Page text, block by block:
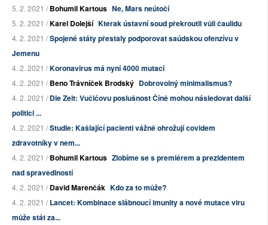
5. 2. 2021 /Bohumil Kartous Ne, Mars neútočí
5. 2. 2021 /Karel Dolejší Kterak ústavní soud překroutil vůli čaulidu
4. 2. 2021 /Spojené státy přestaly podporovat saúdskou ofenzívu v
Jemenu
4. 2. 2021 /Koronavirus má nyní 4000 mutací
4. 2. 2021 /Beno Trávníček Brodský Dobrovolný minimalismus?
4. 2. 2021 /Die Zeit: Vučićovu poslušnost Číně mohou následovat další
politici ...
4. 2. 2021 /Studie: Kašlající pacienti vážně ohrožují covidem
zdravotníky v nem...
4. 2. 2021 /Bohumil Kartous Zlobíme se s premiérem a prezidentem
nad spravedlností
4. 2. 2021 /David Marenčák Kdo za to může?
4. 2. 2021 /Lancet: Kombinace slábnoucí imunity a nové mutace viru
může stát za...